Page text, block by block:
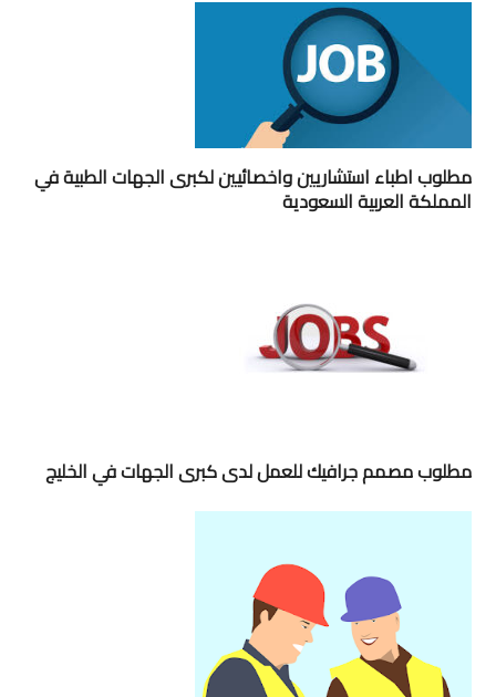
مطلوب اطباء استشاريين واخصائيين لكبرى الجهات الطبية في
المملكة العربية السعودية
مطلوب مصمم جرافيك للعمل لدى كبرى الجهات في الخليج